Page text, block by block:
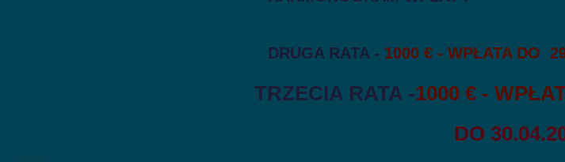
DRUGA RATA - 1000 € - WPŁATA DO
TRZECIA RATA -1000 € -
DO